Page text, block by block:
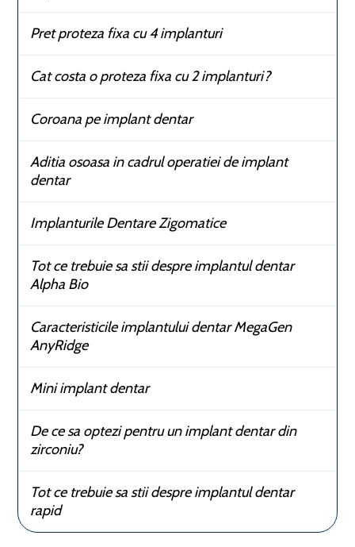
Pret proteza fixa cu 4 implanturi
Cat costa o proteza fixa cu 2 implanturi?
Coroana pe implant dentar
Aditia osoasa in cadrul operatiei de implant
dentar
Implanturile Dentare Zigomatice
Tot ce trebuie sa stii despre implantul dentar
Alpha Bio
Caracteristicile implantului dentar MegaGen
AnyRidge
Mini implant dentar
De ce sa optezi pentru un implant dentar din
zirconiu?
Tot ce trebuie sa stii despre implantul dentar
rapid